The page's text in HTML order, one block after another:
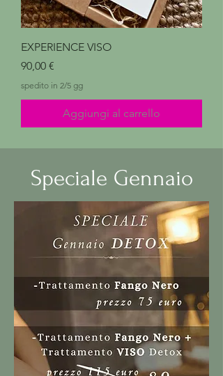
EXPERIENCE VISO
Prezzo
90,00 €
spedito in 2/5 gg
Aggiungi al carrello
Speciale Gennaio